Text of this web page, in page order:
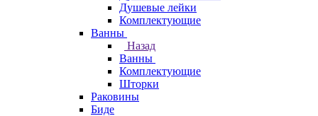
Душевые лейки
Комплектующие
Ванны
Назад
Ванны
Комплектующие
Шторки
Раковины
Биде